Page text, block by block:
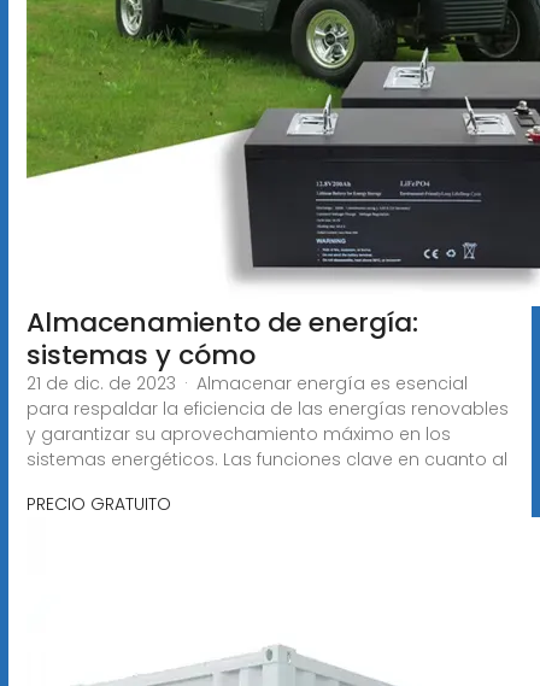
Almacenamiento de energía:
sistemas y cómo
21 de dic. de 2023 · Almacenar energía es esencial
para respaldar la eficiencia de las energías renovables
y garantizar su aprovechamiento máximo en los
sistemas energéticos. Las funciones clave en cuanto al
PRECIO GRATUITO